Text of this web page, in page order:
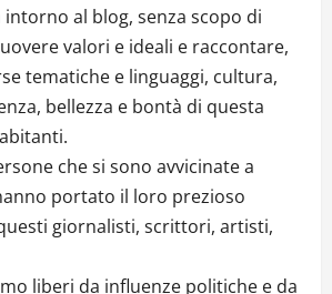
al blog, senza scopo di
valori e ideali e raccontare,
tematiche e linguaggi, cultura,
bellezza e bontà di questa
che si sono avvicinate a
portato il loro prezioso
giornalisti, scrittori, artisti,
liberi da influenze politiche e da